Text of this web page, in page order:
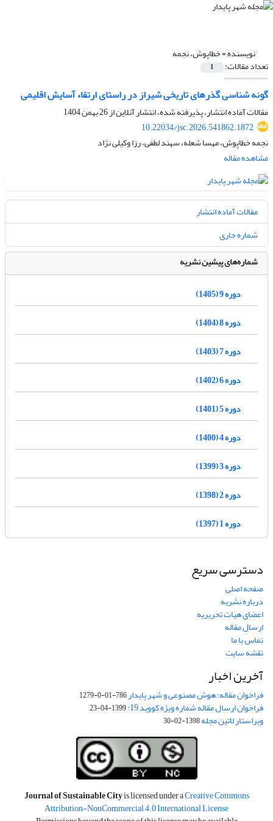
نویسنده =خطاپوش، نجمه
تعداد مقالات: 1
گونه شناسی گذرهای تاریخی شیراز در راستای ارتقاء آسایش اقلیمی
مقالات آماده انتشار، پذیرفته شده، انتشار آنلاین از26 بهمن 1404
10.22034/jsc.2026.541862.1872
نجمه خطاپوش، مهسا شعله، سهند لطفی، رزا وکیلی نژاد
مشاهده مقاله
مقالات آماده انتشار
شماره جاری
شماره‌های پیشین نشریه
دوره 9 (1405)
دوره 8 (1404)
دوره 7 (1403)
دوره 6 (1402)
دوره 5 (1401)
دوره 4 (1400)
دوره 3 (1399)
دوره 2 (1398)
دوره 1 (1397)
دسترسی سریع
صفحه اصلی
درباره نشریه
اعضای هیات تحریریه
ارسال مقاله
تماس با ما
نقشه سایت
آخرین اخبار
فراخوان مقاله: هوش مصنوعی و شهر پایدار786-01-0-1279
فراخوان ارسال مقاله شماره ویژه کووید 19: 1399-04-23
ویراستار لاتین مجله1398-02-30
Journal of Sustainable Cityis licensed under aCreative Commons
Attribution-NonCommercial 4.0 International License